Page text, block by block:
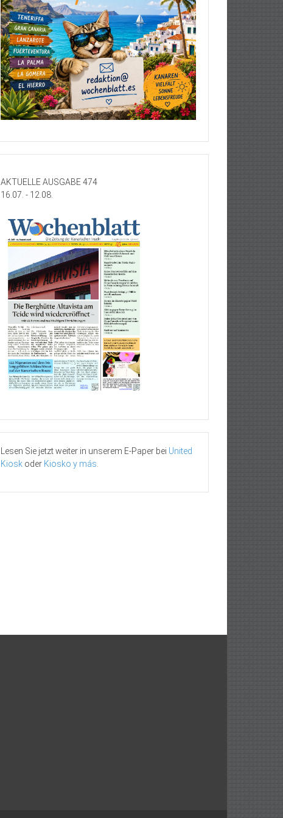
AKTUELLE AUSGABE 474
16.07. - 12.08.
Lesen Sie jetzt weiter in unserem E-Paper bei United
Kiosk oder Kiosko y más